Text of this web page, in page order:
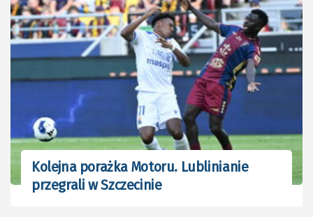
Kolejna porażka Motoru. Lublinianie
przegrali w Szczecinie